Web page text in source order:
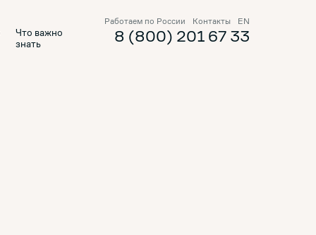
Что важно
знать
Работаем по России Контакты EN
8 (800) 201 67 33